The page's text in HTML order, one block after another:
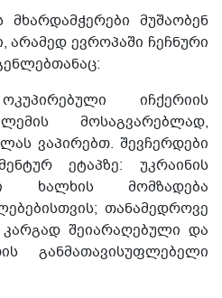
მხარდამჭერები მუშაობენ
ევროპაში ჩეჩნური
იჩქერიის
მოსაგვარებლად,
ვაპირებთ. შევჩერდები
ეტაპზე: უკრაინის
ხალხის მომზადება
თანამედროვე
შეიარაღებული და
განმათავისუფლებელი